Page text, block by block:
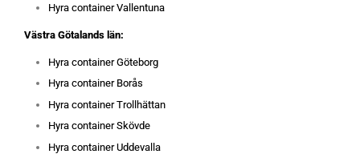
Hyra container Vallentuna
Västra Götalands län:
Hyra container Göteborg
Hyra container Borås
Hyra container Trollhättan
Hyra container Skövde
Hyra container Uddevalla